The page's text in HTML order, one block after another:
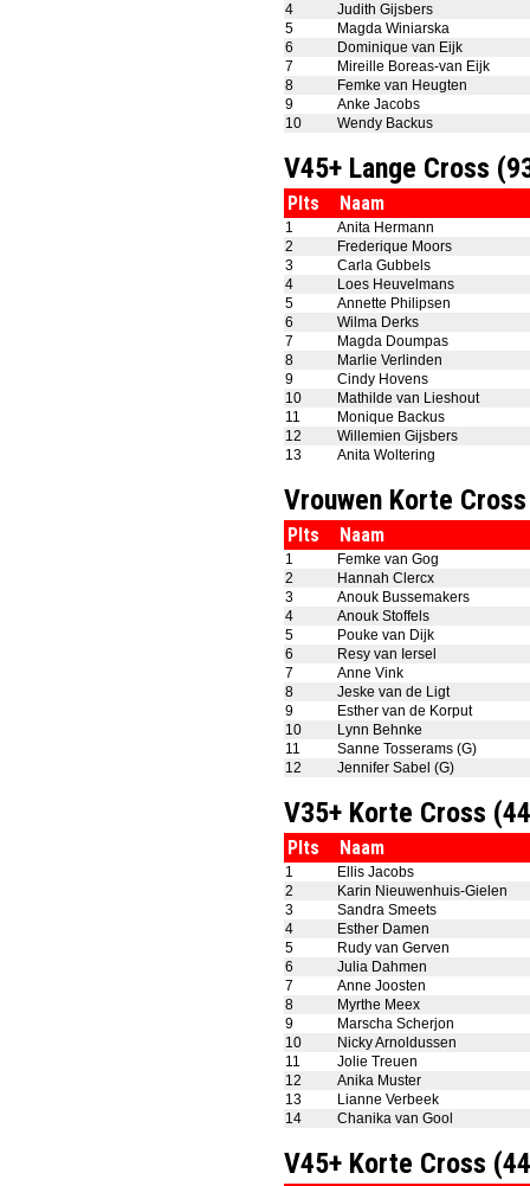
4
Judith Gijsbers
5
Magda Winiarska
6
Dominique van Eijk
7
Mireille Boreas-van Eijk
8
Femke van Heugten
9
Anke Jacobs
10
Wendy Backus
V45+ Lange Cross
Plts Naam
1
Anita Hermann
2
Frederique Moors
3
Carla Gubbels
4
Loes Heuvelmans
5
Annette Philipsen
6
Wilma Derks
7
Magda Doumpas
8
Marlie Verlinden
9
Cindy Hovens
10
Mathilde van Lieshout
11
Monique Backus
12
Willemien Gijsbers
13
Anita Woltering
Vrouwen Korte
Plts Naam
1
Femke van Gog
2
Hannah Clercx
3
Anouk Bussemakers
4
Anouk Stoffels
5
Pouke van Dijk
6
Resy van Iersel
7
Anne Vink
8
Jeske van de Ligt
9
Esther van de Korput
10
Lynn Behnke
11
Sanne Tosserams (G)
12
Jennifer Sabel (G)
V35+ Korte Cross
Plts Naam
1
Ellis Jacobs
2
Karin Nieuwenhuis-Gielen
3
Sandra Smeets
4
Esther Damen
5
Rudy van Gerven
6
Julia Dahmen
7
Anne Joosten
8
Myrthe Meex
9
Marscha Scherjon
10
Nicky Arnoldussen
11
Jolie Treuen
12
Anika Muster
13
Lianne Verbeek
14
Chanika van Gool
V45+ Korte Cross